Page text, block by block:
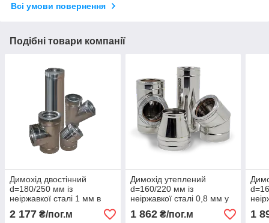
Всі умови повернення
Подібні товари компанії
Димохід двостінний
d=180/250 мм із
неіржавкої сталі 1 мм в
оцинкованому кожусі
2 177 ₴/пог.м
Димохід утеплений
d=160/220 мм із
неіржавкої сталі 0,8 мм у
неіржавкому кожусі
1 862₴/пог.м 1